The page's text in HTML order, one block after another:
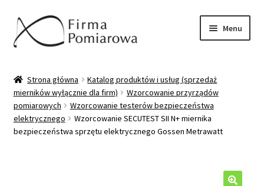
Przejdź
do
nawigacji
Przejdź
do
treści
Menu
Katalog produktów/usług
Wzorcowanie mierników
Strona główna
Katalog produktów i usług (sprzedaż
mierników wyłącznie dla firm)
Wzorcowanie przyrządów
pomiarowych
Wzorcowanie testerów bezpieczeństwa
elektrycznego
Wzorcowanie SECUTEST SII N+ miernika
bezpieczeństwa sprzętu elektrycznego Gossen Metrawatt